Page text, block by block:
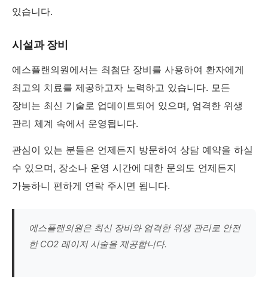
있습니다.
시설과 장비
에스플랜의원에서는 최첨단 장비를 사용하여 환자에게
최고의 치료를 제공하고자 노력하고 있습니다. 모든
장비는 최신 기술로 업데이트되어 있으며, 엄격한 위생
관리 체계 속에서 운영됩니다.
관심이 있는 분들은 언제든지 방문하여 상담 예약을 하실
수 있으며, 장소나 운영 시간에 대한 문의도 언제든지
가능하니 편하게 연락 주시면 됩니다.
에스플랜의원은 최신 장비와 엄격한 위생 관리로 안전
한 CO2 레이저 시술을 제공합니다.